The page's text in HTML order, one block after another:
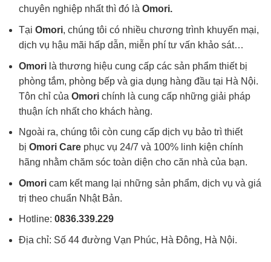
chuyên nghiệp nhất thì đó là Omori.
Tại Omori, chúng tôi có nhiều chương trình khuyến mại,
dịch vụ hậu mãi hấp dẫn, miễn phí tư vấn khảo sát…
Omori là thương hiệu cung cấp các sản phẩm thiết bị
phòng tắm, phòng bếp và gia dụng hàng đầu tại Hà Nội.
Tôn chỉ của Omorichính là cung cấp những giải pháp
thuận ích nhất cho khách hàng.
Ngoài ra, chúng tôi còn cung cấp dịch vụ bảo trì thiết
bị Omori Carephục vụ 24/7 và 100% linh kiện chính
hãng nhằm chăm sóc toàn diện cho căn nhà của bạn.
Omoricam kết mang lại những sản phẩm, dịch vụ và giá
trị theo chuẩn Nhật Bản.
Hotline: 0836.339.229
Địa chỉ: Số 44 đường Vạn Phúc, Hà Đông, Hà Nội.